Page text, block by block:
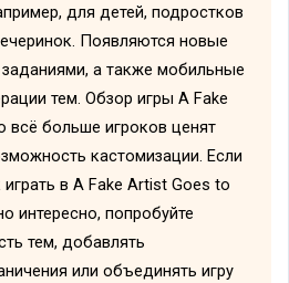
для детей, подростков
Появляются новые
а также мобильные
тем. Обзор игры A Fake
всё больше игроков ценят
кастомизации. Если
играть в A Fake Artist Goes to
интересно, попробуйте
тем, добавлять
или объединять игру